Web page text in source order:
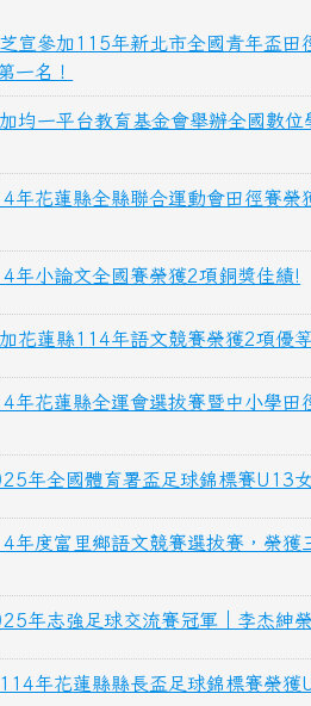
宣參加115年新北市全國青年盃田
一名！
均一平台教育基金會舉辦全國數位
花蓮縣全縣聯合運動會田徑賽榮
小論文全國賽榮獲2項銅獎佳績!
花蓮縣114年語文競賽榮獲2項優
花蓮縣全運會選拔賽暨中小學田
年全國體育署盃足球錦標賽U13女
度富里鄉語文競賽選拔賽，榮獲
年志強足球交流賽冠軍｜李杰紳
年花蓮縣縣長盃足球錦標賽榮獲